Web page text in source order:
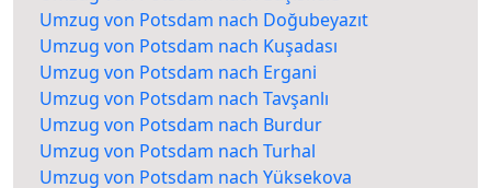
Umzug von Potsdam nach Doğubeyazıt
Umzug von Potsdam nach Kuşadası
Umzug von Potsdam nach Ergani
Umzug von Potsdam nach Tavşanlı
Umzug von Potsdam nach Burdur
Umzug von Potsdam nach Turhal
Umzug von Potsdam nach Yüksekova